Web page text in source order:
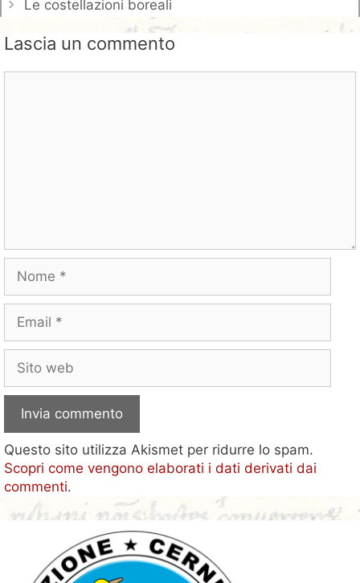
Le costellazioni boreali
Lascia un commento
web
Questo sito utilizza Akismet per ridurre lo spam.
Scopri come vengono elaborati i dati derivati dai
commenti.